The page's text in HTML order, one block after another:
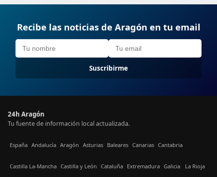
Recibe las noticias de Aragón en tu email
Suscribirme
24h Aragón
Tu fuente de información local actualizada.
España Andalucía Aragón Asturias Baleares Canarias Cantabria
Castilla La-Mancha Castilla y León Cataluña Extremadura Galicia La Rioja